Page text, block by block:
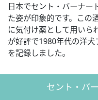
日本でセント・バーナー
た姿が印象的です。この
に気付け薬として用いら
が好評で1980年代の洋
を記録しました。
セント・バ